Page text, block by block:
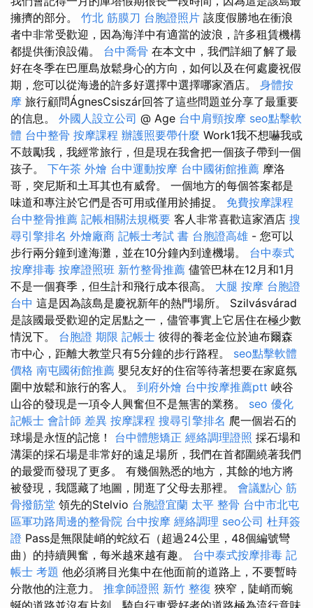
擁擠的部分。 竹北 筋膜刀 台胞證照片 該度假勝地在衝浪
者中非常受歡迎，因為海洋中有適當的波浪，許多租賃機構
都提供衝浪設備。 台中喬骨 在本文中，我們詳細了解了最
好在冬季在巴厘島放鬆身心的方向，如何以及在何處慶祝假
期，您可以從海邊的許多好選擇中選擇哪家酒店。 身體按
摩 旅行顧問ÁgnesCsiszár回答了這些問題並分享了最重要
的信息。 外國人設立公司 @ Age 台中肩頸按摩 seo點擊軟
體 台中整骨 按摩課程 辦護照要帶什麼 Work1我不想嚇我或
不鼓勵我，我經常旅行，但是現在我會把一個孩子帶到一個
孩子。 下午茶 外燴 台中運動按摩 台中國術館推薦 摩洛
哥，突尼斯和土耳其也有威脅。 一個地方的每個答案都是
味道和專注於它們是否可用或僅用於捕捉。 免費按摩課程
台中整骨推薦 記帳相關法規概要 客人非常喜歡這家酒店 搜
尋引擎排名 外燴廠商 記帳士考試 書 台胞證高雄 - 您可以
步行兩分鐘到達海灘，並在10分鐘內到達機場。 台中泰式
按摩排毒 按摩證照班 新竹整骨推薦 儘管巴林在12月和1月
不是一個賽季，但生計和飛行成本很高。 大腿 按摩 台胞證
台中 這是因為該島是慶祝新年的熱門場所。 Szilvásvárad
是該國最受歡迎的定居點之一，儘管事實上它居住在極少數
情況下。 台胞證 期限 記帳士 彼得的養老金位於迪布爾森
市中心，距離大教堂只有5分鐘的步行路程。 seo點擊軟體
價格 南屯國術館推薦 嬰兒友好的住宿等待著想要在家庭氛
圍中放鬆和旅行的客人。 到府外燴 台中按摩推薦ptt 峽谷
山谷的發現是一項令人興奮但不是無害的業務。 seo 優化
記帳士 會計師 差異 按摩課程 搜尋引擎排名 爬一個岩石的
球場是永恆的記憶！ 台中體態矯正 經絡調理證照 採石場和
溝渠的採石場是非常好的遠足場所，我們在首都圍繞著我們
的最愛而發現了更多。 有幾個熟悉的地方，其餘的地方將
被發現，我隱藏了地圖，閒逛了父母去那裡。 會議點心 筋
骨撥筋堂 領先的Stelvio 台胞證宜蘭 太平 整骨 台中市北屯
區軍功路周邊的整骨院 台中按摩 經絡調理 seo公司 杜拜簽
證 Pass是無限陡峭的蛇紋石（超過24公里，48個編號彎
曲）的持續興奮，每米越來越有趣。 台中泰式按摩排毒 記
帳士 考題 他必須將目光集中在他面前的道路上，不要暫時
分散他的注意力。 推拿師證照 新竹 整復 狹窄，陡峭而蜿
蜒的道路並沒有片刻，騎自行車愛好者的道路極為流行意味